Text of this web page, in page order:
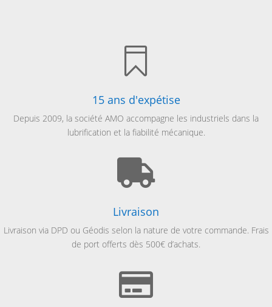

15 ans d'expétise
Depuis 2009, la société AMO accompagne les industriels dans la
lubrification et la fiabilité mécanique.

Livraison
Livraison via DPD ou Géodis selon la nature de votre commande. Frais
de port offerts dès 500€ d’achats.
